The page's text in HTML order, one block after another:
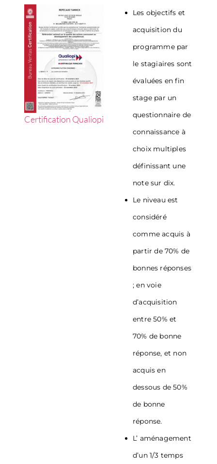
Certification Qualiopi
Les objectifs et
acquisition du
programme par
le stagiaires sont
évaluées en fin
stage par un
questionnaire de
connaissance à
choix multiples
définissant une
note sur dix.
Le niveau est
considéré
comme acquis à
partir de 70% de
bonnes réponses
; en voie
d’acquisition
entre 50% et
70% de bonne
réponse, et non
acquis en
dessous de 50%
de bonne
réponse.
L’ aménagement
d’un 1/3 temps